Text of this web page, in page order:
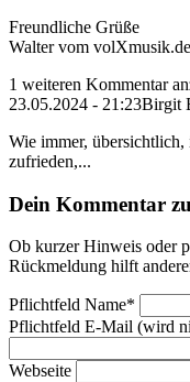
Freundliche Grüße
Walter vom
1 weiteren Kommentar
23.05.2024 - 21:23Birgit
Wie immer, übersichtlich,
zufrieden,...
Dein Kommentar
Ob kurzer Hinweis oder
Rückmeldung hilft
Pflichtfeld Name*
Pflichtfeld E-Mail (wird
Webseite